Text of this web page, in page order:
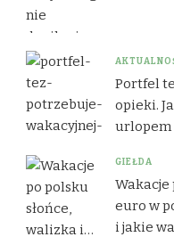
Portfel
opieki.
urlopem
GIEŁDA
Wakacje
euro w
i jakie